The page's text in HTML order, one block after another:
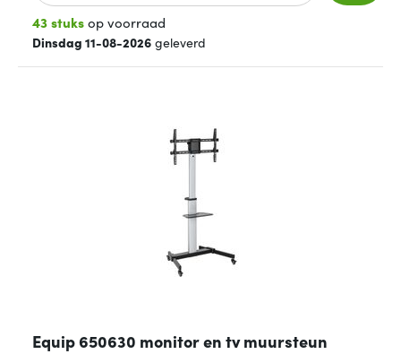
43 stuksop voorraad
Dinsdag 11-08-2026 geleverd
Equip 650630 monitor en tv muursteun